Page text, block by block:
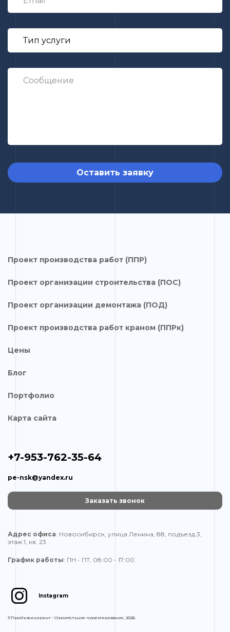
Оставить заявку
Проект производства работ (ППР)
Проект организации строительства (ПОС)
Проект организации демонтажа (ПОД)
Проект производства работ краном (ППРк)
Цены
Блог
Портфолио
Карта сайта
+7-953-762-35-64
pe-nsk@yandex.ru
Заказать звонок
Адрес офиса: Новосибирск, улица Ленина, 88, подъезд 3,
этаж 1, кв. 23
График работы: ПН - ПТ, 08:00 - 17:00
Instagram
©ПроИнжиниринг - Строительное проектирование, 2026.